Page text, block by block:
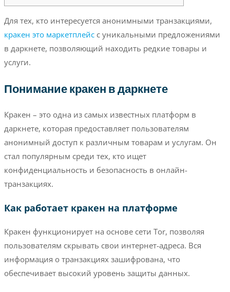
Для тех, кто интересуется анонимными транзакциями,
кракен это маркетплейсс уникальными предложениями
в даркнете, позволяющий находить редкие товары и
услуги.
Понимание кракен в даркнете
Кракен – это одна из самых известных платформ в
даркнете, которая предоставляет пользователям
анонимный доступ к различным товарам и услугам. Он
стал популярным среди тех, кто ищет
конфиденциальность и безопасность в онлайн-
транзакциях.
Как работает кракен на платформе
Кракен функционирует на основе сети Tor, позволяя
пользователям скрывать свои интернет-адреса. Вся
информация о транзакциях зашифрована, что
обеспечивает высокий уровень защиты данных.